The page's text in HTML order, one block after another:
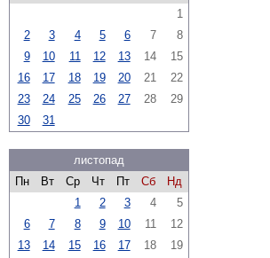
1
2
3 4 5 6 7
8
9
10 11 12 13 14
15
16
17 18 19 20 21
22
23
24 25 26 27 28
29
30
31
листопад
Пн
Вт Ср Чт Пт Сб
Нд
1
2 3 4
5
6
7 8 9 10 11
12
13
14 15 16 17 18
19